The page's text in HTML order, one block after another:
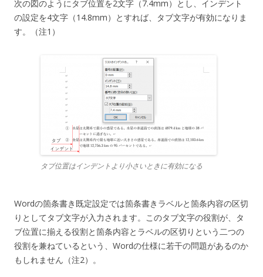
次の図のようにタブ位置を2文字（7.4mm）とし、インデント
の設定を4文字（14.8mm）とすれば、タブ文字が有効になりま
す。（注1）
タブ位置はインデントより小さいときに有効になる
Wordの箇条書き既定設定では箇条書きラベルと箇条内容の区切
りとしてタブ文字が入力されます。このタブ文字の役割が、タ
ブ位置に揃える役割と箇条内容とラベルの区切りという二つの
役割を兼ねているという、Wordの仕様に若干の問題があるのか
もしれません（注2）。